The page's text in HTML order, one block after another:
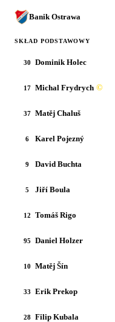
Banik Ostrawa
SKŁAD PODSTAWOWY
30 Dominik Holec
17 Michal Frydrych ©
37 Matěj Chaluš
6 Karel Pojezný
9 David Buchta
5 Jiří Boula
12 Tomáš Rigo
95 Daniel Holzer
10 Matěj Šín
33 Erik Prekop
28 Filip Kubala